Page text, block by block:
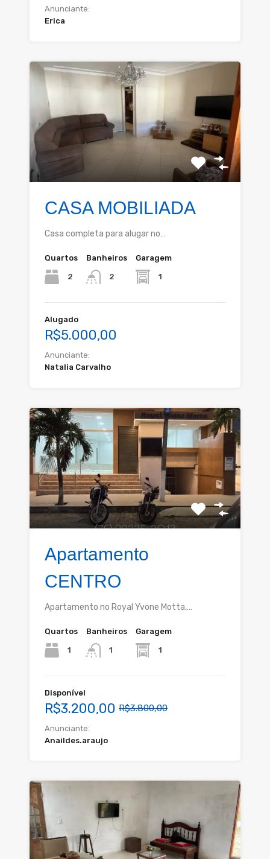
Anunciante:
Erica
CASA MOBILIADA
Casa completa para alugar no…
Quartos
2
Banheiros
2
Garagem
1
Alugado
R$5.000,00
Anunciante:
Natalia Carvalho
Apartamento
CENTRO
Apartamento no Royal Yvone Motta,…
Quartos
1
Banheiros
1
Garagem
1
Disponível
R$3.200,00 R$3.800,00
Anunciante:
Anaildes.araujo